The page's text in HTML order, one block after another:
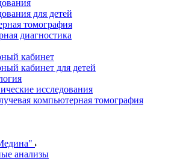
для детей
томография
диагностика
кабинет
кабинет для детей
исследования
компьютерная томография
анализы